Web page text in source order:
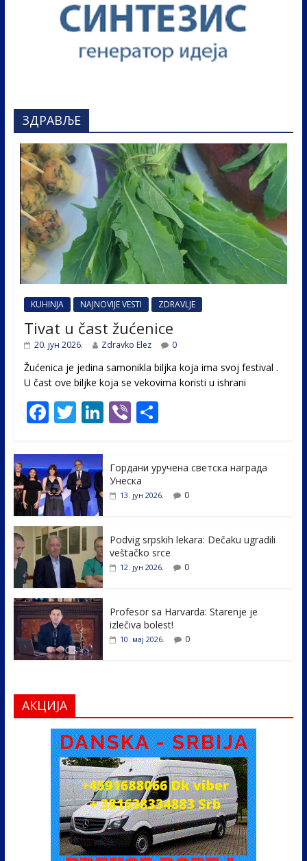
ЗДРАВЉЕ
KUHINJA NAJNOVIJE VESTI ZDRAVLJE
Tivat u čast žućenice
20. јун 2026. Zdravko Elez 0
Žućenica je jedina samonikla biljka koja ima svoj festival .
U čast ovе biljke koja se vekovima koristi u ishrani
F
e
b
o
o
k
T
itt
er
Li
e
dI
Vi S
e
Гордани уручена светска награда
Унеска
13. јун 2026. 0
Podvig srpskih lekara: Dečaku ugradili
veštačko srce
12. јун 2026. 0
Profesor sa Harvarda: Starenje je
izlečiva bolest!
10. мај 2026. 0
АКЦИЈА